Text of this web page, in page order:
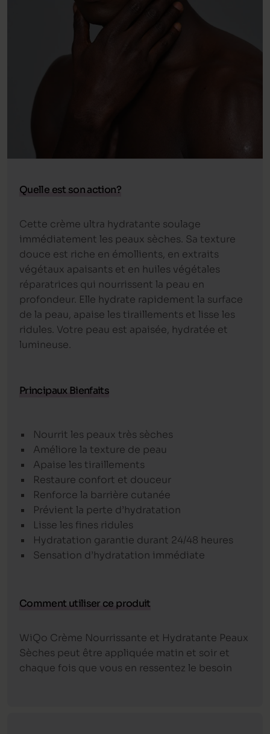
Quelle est son action?
Cette crème ultra hydratante soulage
immédiatement les peaux sèches. Sa texture
douce est riche en émollients, en extraits
végétaux apaisants et en huiles végétales
réparatrices qui nourrissent la peau en
profondeur. Elle hydrate rapidement la surface
de la peau, apaise les tiraillements et lisse les
ridules. Votre peau est apaisée, hydratée et
lumineuse.
Principaux Bienfaits
Nourrit les peaux très sèches
Améliore la texture de peau
Apaise les tiraillements
Restaure confort et douceur
Renforce la barrière cutanée
Prévient la perte d’hydratation
Lisse les fines ridules
Hydratation garantie durant 24/48 heures
Sensation d’hydratation immédiate
Comment utiliser ce produit
WiQo Crème Nourrissante et Hydratante Peaux
Sèches peut être appliquée matin et soir et
chaque fois que vous en ressentez le besoin